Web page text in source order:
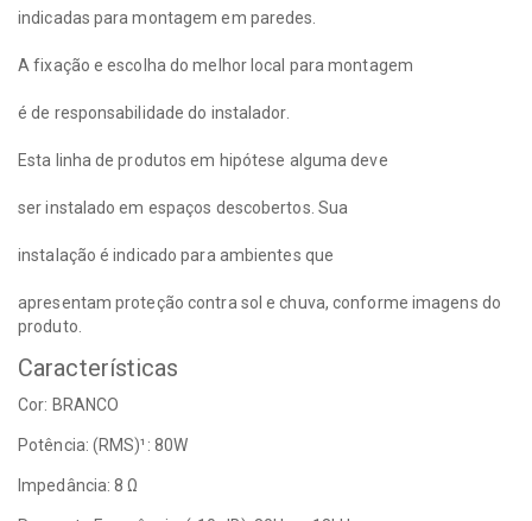
indicadas para montagem em paredes.
A fixação e escolha do melhor local para montagem
é de responsabilidade do instalador.
Esta linha de produtos em hipótese alguma deve
ser instalado em espaços descobertos. Sua
instalação é indicado para ambientes que
apresentam proteção contra sol e chuva, conforme imagens do
produto.
Características
Cor: BRANCO
Potência: (RMS)¹: 80W
Impedância: 8 Ω